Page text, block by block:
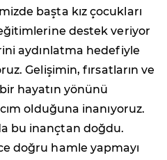
başta kız çocukları
destek veriyor
aydınlatma hedefiyle
Gelişimin, fırsatların ve
hayatın yönünü
olduğuna inanıyoruz.
bu inançtan doğdu.
doğru hamle yapmayı